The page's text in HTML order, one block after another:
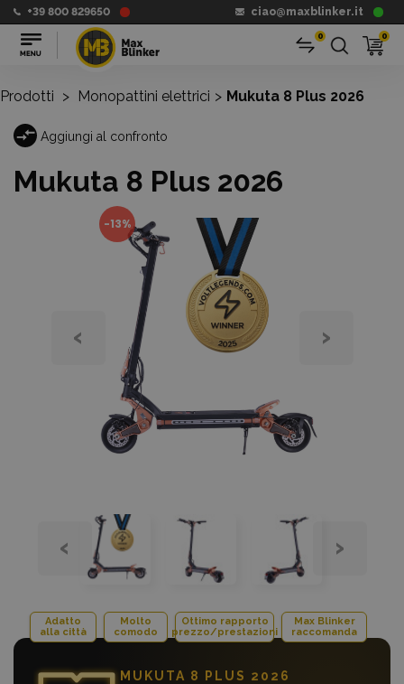
+39 800 829650 ciao@maxblinker.it
0 0
Prodotti > Monopattini elettrici > Mukuta 8 Plus 2026
Aggiungi al confronto
Mukuta 8 Plus 2026
-13%
‹ ›
‹ ›
Adatto
alla città
Molto
comodo
Ottimo rapporto
prezzo/prestazioni
Max Blinker
raccomanda
MUKUTA 8 PLUS 2026